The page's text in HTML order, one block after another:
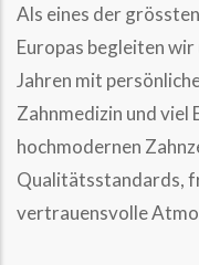
Als eines der
Europas begleiten
Jahren mit
Zahnmedizin und viel
hochmodernen
Qualitätsstandards,
vertrauensvolle